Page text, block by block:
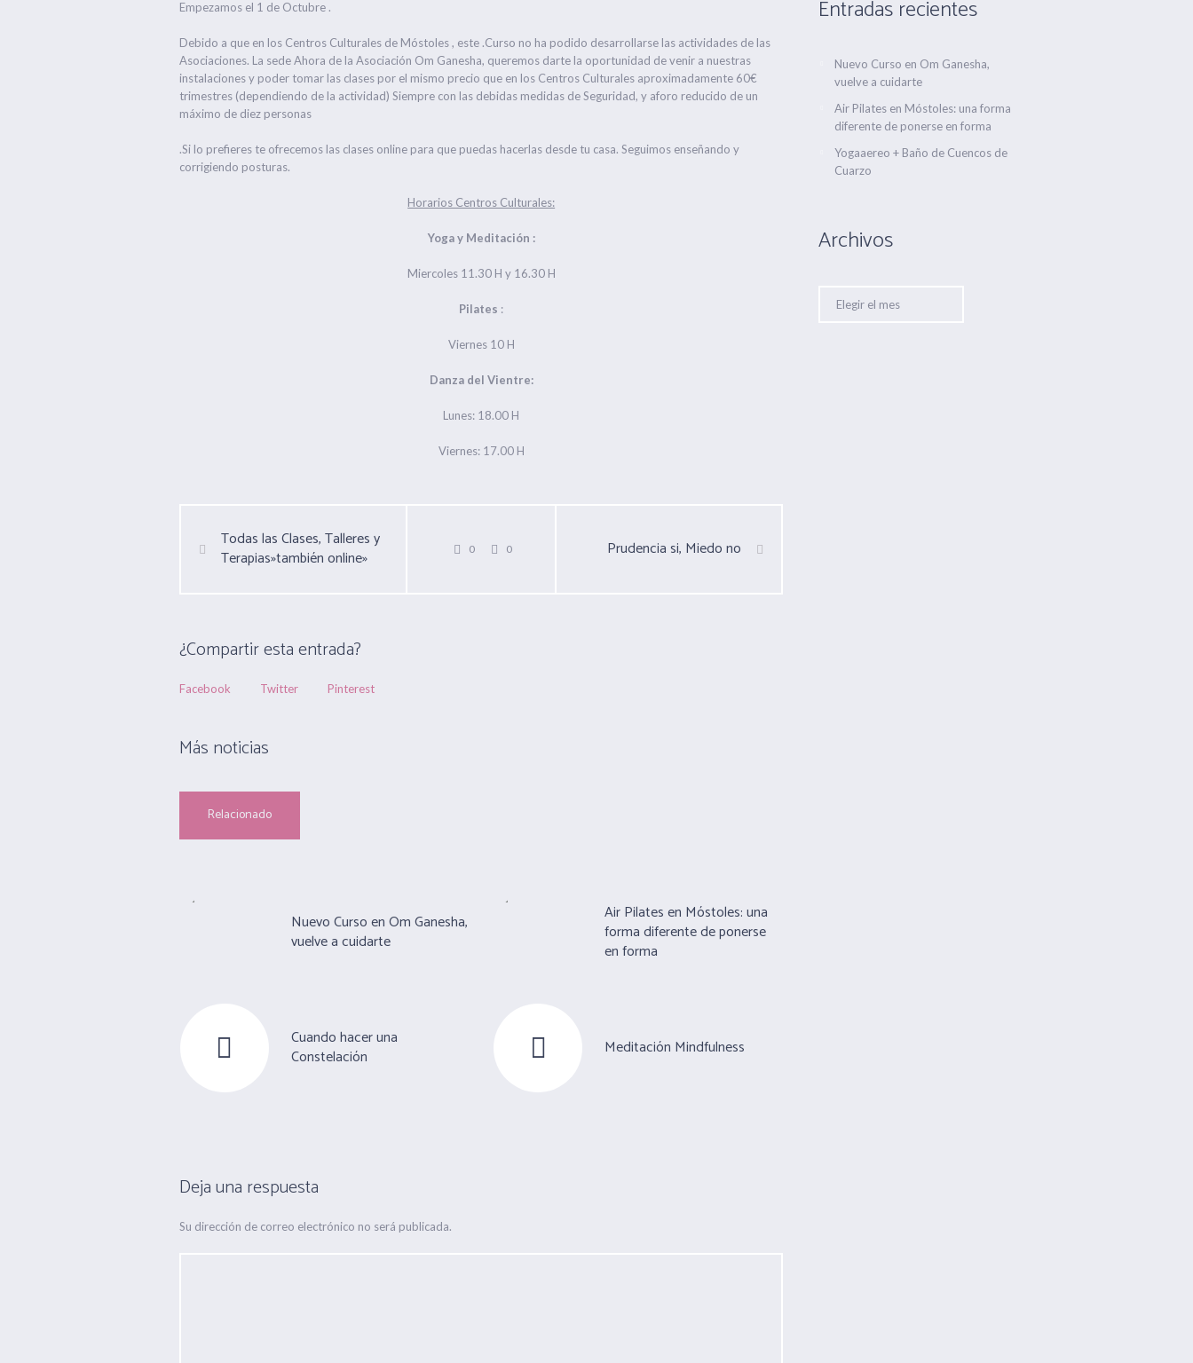
Empezamos el 1 de Octubre .
Debido a que en los Centros Culturales de Móstoles , este .Curso no ha podido desarrollarse las actividades de las
Asociaciones. La sede Ahora de la Asociación Om Ganesha, queremos darte la oportunidad de venir a nuestras
instalaciones y poder tomar las clases por el mismo precio que en los Centros Culturales aproximadamente 60€
trimestres (dependiendo de la actividad) Siempre con las debidas medidas de Seguridad, y aforo reducido de un
máximo de diez personas
.Si lo prefieres te ofrecemos las clases online para que puedas hacerlas desde tu casa. Seguimos enseñando y
corrigiendo posturas.
Horarios Centros Culturales:
Yoga y Meditación :
Miercoles 11.30 H y 16.30 H
Pilates :
Viernes 10 H
Danza del Vientre:
Lunes: 18.00 H
Viernes: 17.00 H
0 0
Todas las Clases, Talleres y
Terapias»también online»
Prudencia si, Miedo no
¿Compartir esta entrada?
Facebook Twitter Pinterest
Más noticias
Relacionado
Nuevo Curso en Om Ganesha,
vuelve a cuidarte
Air Pilates en Móstoles: una
forma diferente de ponerse
en forma
Cuando hacer una
Constelación
Meditación Mindfulness
Deja una respuesta
Su dirección de correo electrónico no será publicada.
Entradas recientes
Nuevo Curso en Om Ganesha,
vuelve a cuidarte
Air Pilates en Móstoles: una forma
diferente de ponerse en forma
Yogaaereo + Baño de Cuencos de
Cuarzo
Archivos